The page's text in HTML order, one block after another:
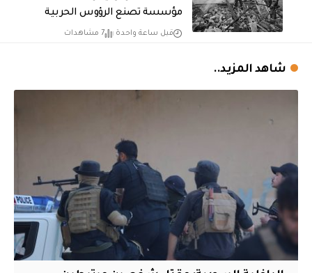
مؤسسة تصنع الرؤوس الحربية
قبل ساعة واحدة 7 مشاهدات
شاهد المزيد..